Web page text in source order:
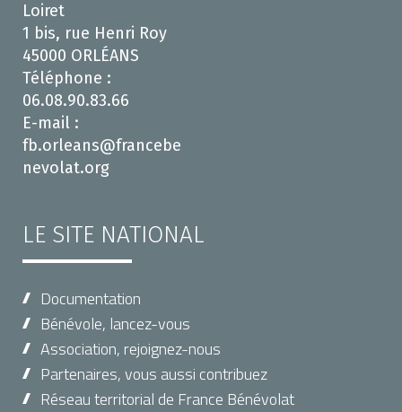
Loiret
1 bis, rue Henri Roy
45000 ORLÉANS
Téléphone :
06.08.90.83.66
E-mail :
fb.orleans@francebe
nevolat.org
LE SITE NATIONAL
Documentation
Bénévole, lancez-vous
Association, rejoignez-nous
Partenaires, vous aussi contribuez
Réseau territorial de France Bénévolat